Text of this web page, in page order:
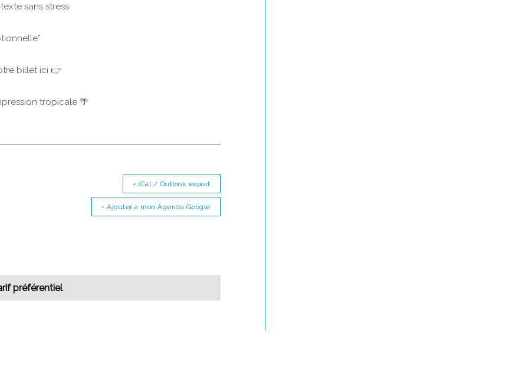
sans stress
billet ici 👉
tropicale 🌴
+ Ajouter à mon Agenda Google
+ iCal / Outlook export
préférentiel